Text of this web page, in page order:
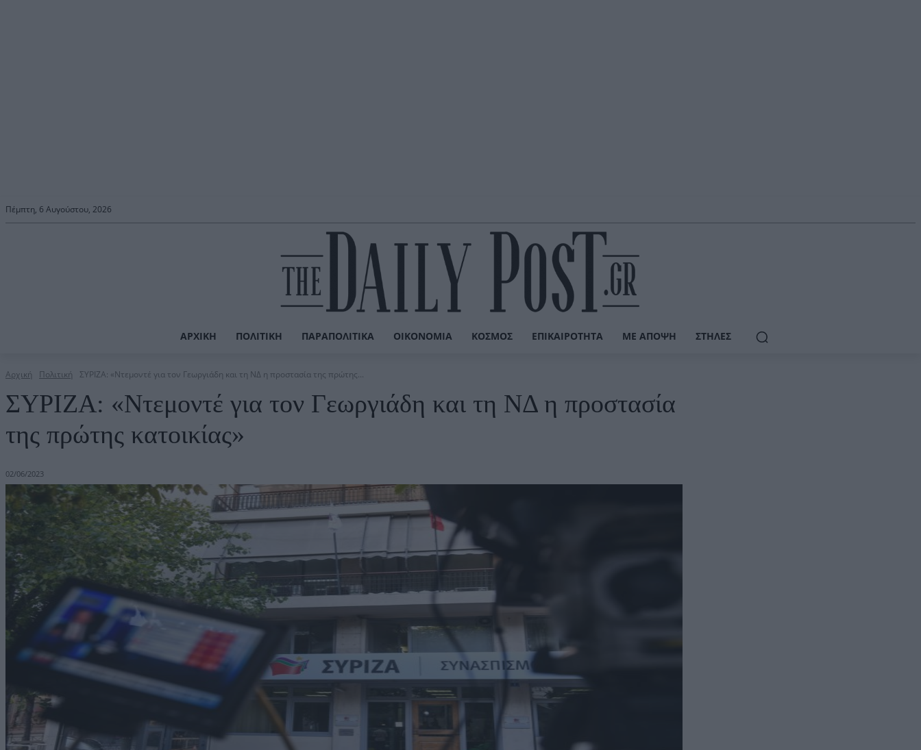
Πέμπτη, 6 Αυγούστου, 2026
ΑΡΧΙΚΉ ΠΟΛΙΤΙΚΉ ΠΑΡΑΠΟΛΙΤΙΚΆ ΟΙΚΟΝΟΜΊΑ ΚΌΣΜΟΣ ΕΠΙΚΑΙΡΌΤΗΤΑ ΜΕ ΆΠΟΨΗ ΣΤΉΛΕΣ
Αρχική Πολιτική ΣΥΡΙΖΑ: «Ντεμοντέ για τον Γεωργιάδη και τη ΝΔ η προστασία της πρώτης...
ΣΥΡΙΖΑ: «Ντεμοντέ για τον Γεωργιάδη και τη ΝΔ η προστασία
της πρώτης κατοικίας»
02/06/2023